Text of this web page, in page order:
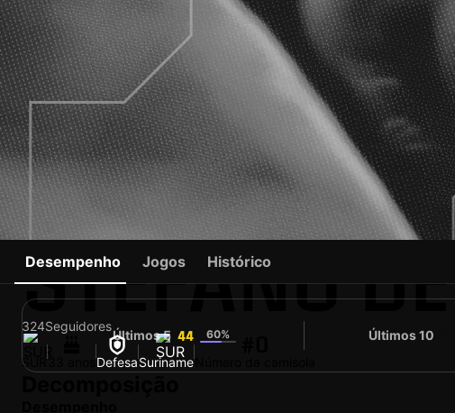
STEFANO
324Seguidores
SUR DefesaSuriname
Desempenho Jogos Histórico
Últimos 5 44 60% Últimos 10